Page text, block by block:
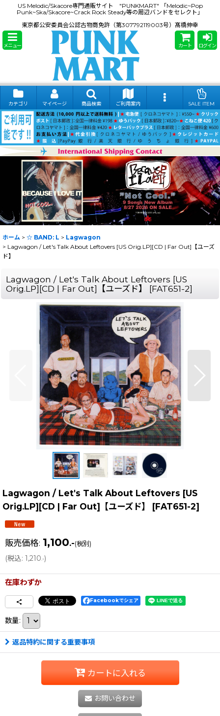
US Melodic/Skacore専門通販サイト "PUNKMART" 「Melodic~Pop
Punk~Ska/Skacore~Crack Rock Steady等の周辺バンドをセレクト」
東京都公安委員会公認古物商免許（第307792119003号）髙橋伸幸
メニュー カート ログイン
カテゴリ マイページ 商品検索 ご利用案内 SALE ITEM
ホーム > ☆ BAND: L > Lagwagon
> Lagwagon / Let's Talk About Leftovers [US Orig.LP][CD | Far Out]【ユーズ
ド】
Lagwagon / Let's Talk About Leftovers [US
Orig.LP][CD | Far Out]【ユーズド】
[FAT651-2]
Lagwagon / Let's Talk About Leftovers [US
Orig.LP][CD | Far Out]【ユーズド】
[FAT651-2]
販売価格: 1,100.-(税別)
(税込: 1,210.-)
在庫わずか
Facebookでシェア
数量:
返品特約に関する重要事項
カートに入れる
お問い合わせ